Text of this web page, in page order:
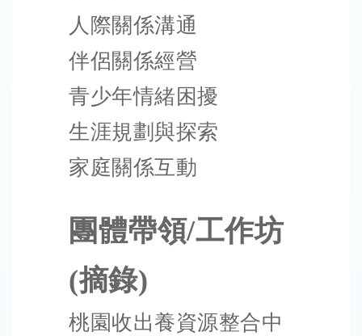
人際關係溝通
伴侶關係經營
青少年情緒困擾
生涯規劃與探索
家庭關係互動
團體帶領/工作坊
(摘錄)
桃園收出養資源整合中